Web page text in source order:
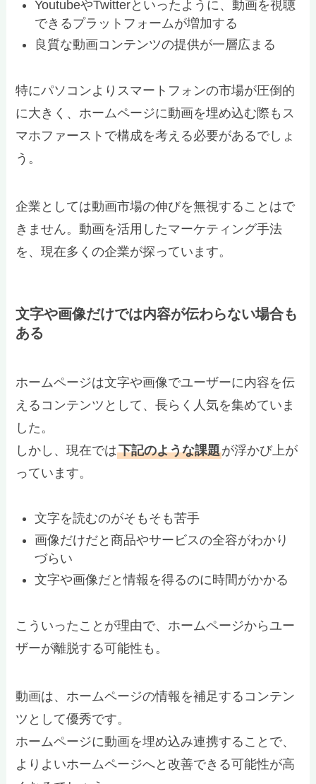
YoutubeやTwitterといったように、動画を視聴
できるプラットフォームが増加する
良質な動画コンテンツの提供が一層広まる
特にパソコンよりスマートフォンの市場が圧倒的
に大きく、ホームページに動画を埋め込む際もス
マホファーストで構成を考える必要があるでしょ
う。
企業としては動画市場の伸びを無視することはで
きません。動画を活用したマーケティング手法
を、現在多くの企業が探っています。
文字や画像だけでは内容が伝わらない場合も
ある
ホームページは文字や画像でユーザーに内容を伝
えるコンテンツとして、長らく人気を集めていま
した。
しかし、現在では下記のような課題が浮かび上が
っています。
文字を読むのがそもそも苦手
画像だけだと商品やサービスの全容がわかり
づらい
文字や画像だと情報を得るのに時間がかかる
こういったことが理由で、ホームページからユー
ザーが離脱する可能性も。
動画は、ホームページの情報を補足するコンテン
ツとして優秀です。
ホームページに動画を埋め込み連携することで、
よりよいホームページへと改善できる可能性が高